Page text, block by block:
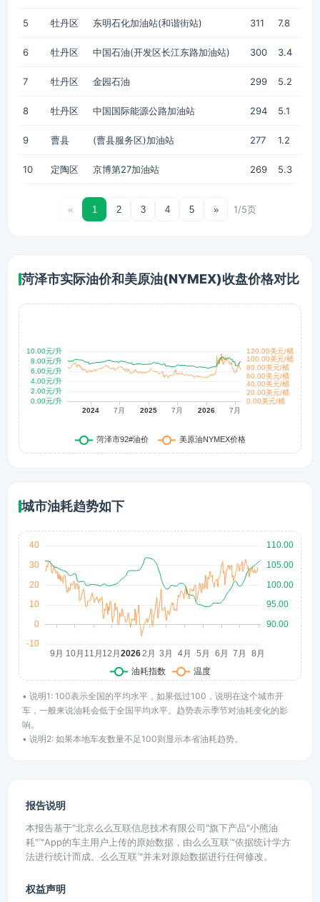
5 牡丹区 东明石化加油站(和谐街站) 311 7.8
6 牡丹区 中国石油(开发区长江东路加油站) 300 3.4
7 牡丹区 金园石油 299 5.2
8 牡丹区 中国国际能源公路加油站 294 5.1
9 曹县 (曹县服务区)加油站 277 1.2
10 定陶区 京博第27加油站 269 5.3
« 1 2 3 4 5 » 1/5页
菏泽市实际油价和美原油(NYMEX)收盘价格对比
城市油耗趋势如下
• 说明1: 100表示全国的平均水平，如果低过100，说明在这个城市开
车，一般来说油耗会低于全国平均水平。趋势表示季节对油耗变化的影
响。
• 说明2: 如果本地车友数量不足100则显示本省油耗趋势。
报告说明
本报告基于"北京么么互联信息技术有限公司"旗下产品"小熊油
耗"™App的车主用户上传的原始数据，由么么互联™依据统计学方
法进行统计而成。么么互联™并未对原始数据进行任何修改。
权益声明